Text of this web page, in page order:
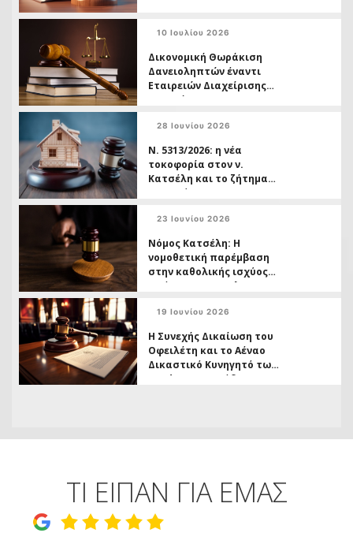
10 Ιουλίου 2026
Δικονομική Θωράκιση
Δανειοληπτών έναντι
Εταιρειών Διαχείρισης
Απαιτήσεων
28 Ιουνίου 2026
Ν. 5313/2026: η νέα
τοκοφορία στον ν.
Κατσέλη και το ζήτημα
της ασύμμετρης
Δανειοληπτών έναντι
23 Ιουνίου 2026
Νόμος Κατσέλη: Η
νομοθετική παρέμβαση
στην καθολικής ισχύος
απόφασης της ΟλΑΠ
ζήτημα των
καταβληθέντων
19 Ιουνίου 2026
Η Συνεχής Δικαίωση του
Οφειλέτη και το Αέναο
Δικαστικό Κυνηγητό των
Funds σε Πρωτόδικο
ΤΙ ΕΙΠΑΝ ΓΙΑ ΕΜΑΣ